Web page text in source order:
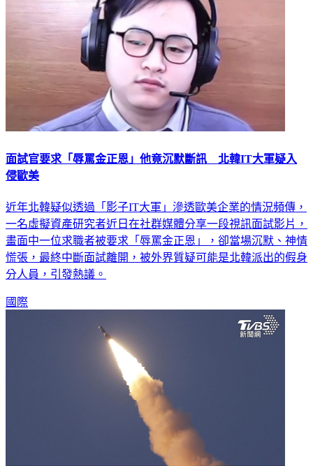
面試官要求「辱罵金正恩」他竟沉默斷訊 北韓IT大軍疑入
侵歐美
近年北韓疑似透過「影子IT大軍」滲透歐美企業的情況頻傳，
一名虛擬資產研究者近日在社群媒體分享一段視訊面試影片，
畫面中一位求職者被要求「辱罵金正恩」，卻當場沉默、神情
慌張，最終中斷面試離開，被外界質疑可能是北韓派出的假身
分人員，引發熱議。
國際